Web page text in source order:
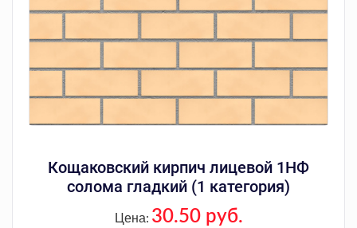
Кощаковский кирпич лицевой 1НФ
солома гладкий (1 категория)
Цена: 30.50 руб.